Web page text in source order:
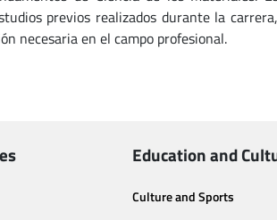
previos realizados durante la
necesaria en el campo profesional.
Education and
Culture and Sports